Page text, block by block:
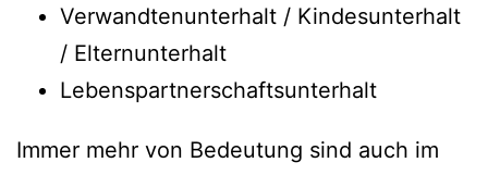
Verwandtenunterhalt / Kindesunterhalt
/ Elternunterhalt
Lebenspartnerschaftsunterhalt
Immer mehr von Bedeutung sind auch im